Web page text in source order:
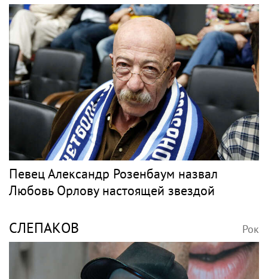
Певец Александр Розенбаум назвал
Любовь Орлову настоящей звездой
СЛЕПАКОВ Рок